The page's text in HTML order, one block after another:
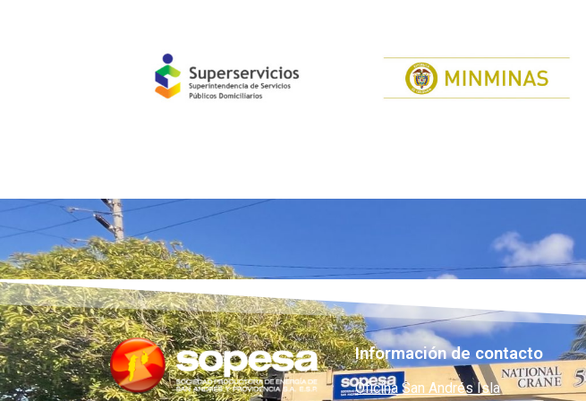
Información de contacto
Oficina San Andrés Isla